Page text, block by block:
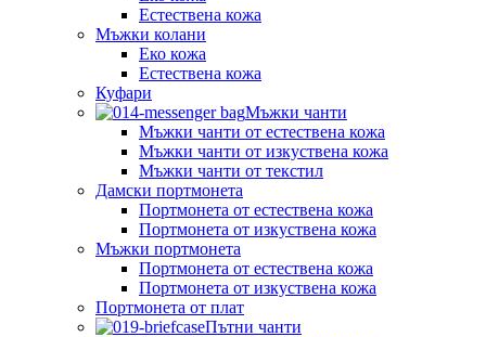
Естествена кожа
Мъжки колани
Еко кожа
Естествена кожа
Куфари
Мъжки чанти
Мъжки чанти от естествена кожа
Мъжки чанти от изкуствена кожа
Мъжки чанти от текстил
Дамски портмонета
Портмонета от естествена кожа
Портмонета от изкуствена кожа
Мъжки портмонета
Портмонета от естествена кожа
Портмонета от изкуствена кожа
Портмонета от плат
Пътни чанти